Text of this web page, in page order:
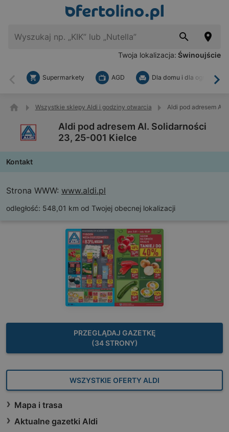
Twoja lokalizacja: Świnoujście
Wstecz
Supermarkety AGD Dla domu i dla ogrodu
Wszystkie sklepy Aldi i godziny otwarcia Aldi pod adresem Al.
Aldi pod adresem Al. Solidarności
23, 25-001 Kielce
Kontakt
Strona WWW: www.aldi.pl
odległość: 548,01 km od Twojej obecnej lokalizacji
PRZEGLĄDAJ GAZETKĘ
(34 STRONY)
WSZYSTKIE OFERTY ALDI
Mapa i trasa
Aktualne gazetki Aldi